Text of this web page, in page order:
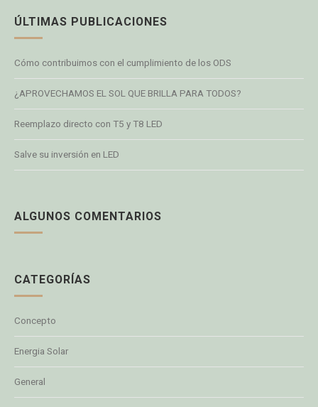
ÚLTIMAS PUBLICACIONES
Cómo contribuimos con el cumplimiento de los ODS
¿APROVECHAMOS EL SOL QUE BRILLA PARA TODOS?
Reemplazo directo con T5 y T8 LED
Salve su inversión en LED
ALGUNOS COMENTARIOS
CATEGORÍAS
Concepto
Energia Solar
General